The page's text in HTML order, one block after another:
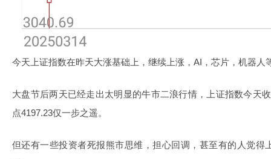
今天上证指数在昨天大涨基础上，继续上涨，AI，芯片，机器人
大盘节后两天已经走出太明显的牛市二浪行情，上证指数今天
点4197.23仅一步之遥。
但还有一些投资者死报熊市思维，担心回调，甚至有的人觉得